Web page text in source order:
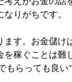
りがちです。
す。お金儲け
稼ぐことは難
らっても良い